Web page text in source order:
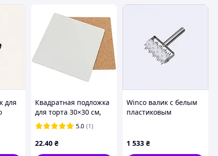
для
Квадратная подложка
для торта 30×30 см,
белая,
ламинированная ДВП
5.0 (1)
22.40 ₴
Winco валик с белым
пластиковым
1 533 ₴